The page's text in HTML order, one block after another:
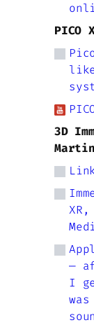
PICO
3D
—
I